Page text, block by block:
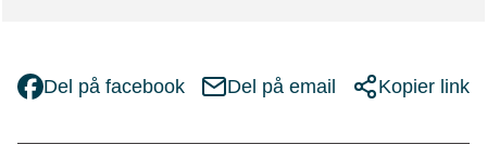
Del på facebook Del på email Kopier link